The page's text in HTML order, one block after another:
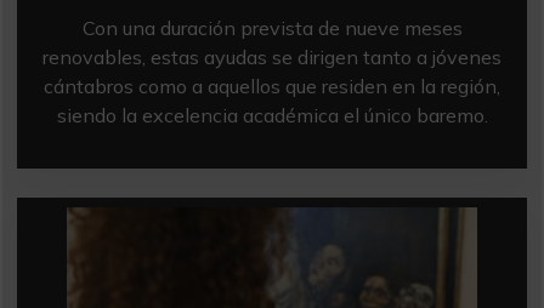
Con una duración prevista de nueve meses
renovables, estas ayudas se dirigen tanto a jóvenes
cántabros como a aquellos que residen en la región,
siendo la excelencia académica el único baremo.